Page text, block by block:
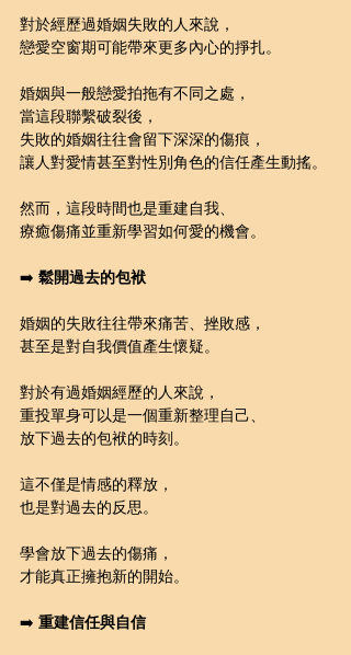
對於經歷過婚姻失敗的人來說，
戀愛空窗期可能帶來更多內心的掙扎。
婚姻與一般戀愛拍拖有不同之處，
當這段聯繫破裂後，
失敗的婚姻往往會留下深深的傷痕，
讓人對愛情甚至對性別角色的信任產生動搖。
然而，這段時間也是重建自我、
療癒傷痛並重新學習如何愛的機會。
➡️ 鬆開過去的包袱
婚姻的失敗往往帶來痛苦、挫敗感，
甚至是對自我價值產生懷疑。
對於有過婚姻經歷的人來說，
重投單身可以是一個重新整理自己、
放下過去的包袱的時刻。
這不僅是情感的釋放，
也是對過去的反思。
學會放下過去的傷痛，
才能真正擁抱新的開始。
➡️ 重建信任與自信